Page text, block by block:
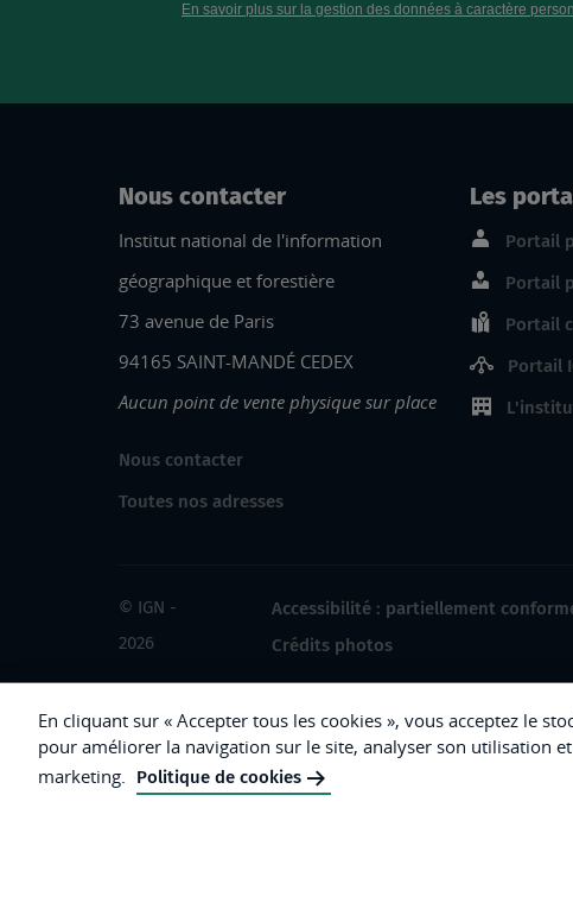
Nous contacter
Institut national de l'information
géographique et forestière
73 avenue de Paris
94165 SAINT-MANDÉ CEDEX
Aucun point de vente physique sur place
Nous contacter
Toutes nos adresses
Les
Portail
Portail
Portail
Portail
© IGN -
2026
Accessibilité : partiellement
Crédits photos
République
Française.
En cliquant sur « Accepter tous les cookies », vous acceptez le
pour améliorer la navigation sur le site, analyser son utilisation
marketing.
Politique de cookies